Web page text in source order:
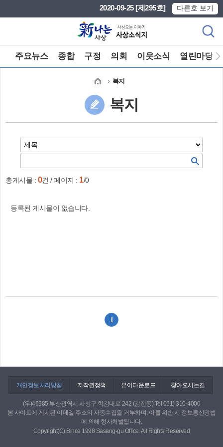
2020-09-25 [제295호] 다른호 보기
주요뉴스 종합 구정 의회 이웃소식 열린마당
복지
복지
총게시물 : 0건 / 페이지 : 1/0
등록된 게시물이 없습니다.
1
개인정보처리방침 저작권정책 뷰어다운로드 찾아오시는길
(우)46985 부산광역시 사상구 학감대로 242 (감전동) Tel 051) 310-4000
본 사이트에 게시된 이메일 주소의 자동수집을 거부하며, 이를 위반 시 정보통신망법
에 의해 형사처벌됩니다.
Copyright(C) Since 1998 Sasang-gu Office. All Rights Reserved